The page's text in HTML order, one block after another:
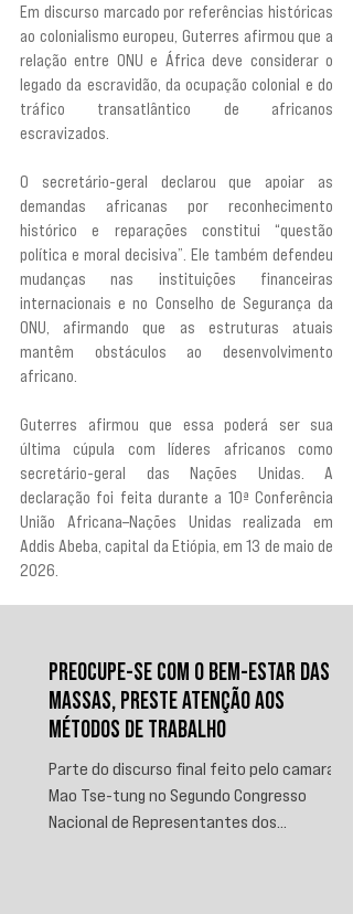
Em discurso marcado por referências históricas
ao colonialismo europeu, Guterres afirmou que a
relação entre ONU e África deve considerar o
legado da escravidão, da ocupação colonial e do
tráfico transatlântico de africanos
escravizados.
O secretário-geral declarou que apoiar as
demandas africanas por reconhecimento
histórico e reparações constitui “questão
política e moral decisiva”. Ele também defendeu
mudanças nas instituições financeiras
internacionais e no Conselho de Segurança da
ONU, afirmando que as estruturas atuais
mantêm obstáculos ao desenvolvimento
africano.
Guterres afirmou que essa poderá ser sua
última cúpula com líderes africanos como
secretário-geral das Nações Unidas. A
declaração foi feita durante a 10ª Conferência
União Africana–Nações Unidas realizada em
Addis Abeba, capital da Etiópia, em 13 de maio de
2026.
PREOCUPE-SE COM O BEM-ESTAR DAS
MASSAS, PRESTE ATENÇÃO AOS
MÉTODOS DE TRABALHO
Parte do discurso final feito pelo camarada
Mao Tse-tung no Segundo Congresso
Nacional de Representantes dos